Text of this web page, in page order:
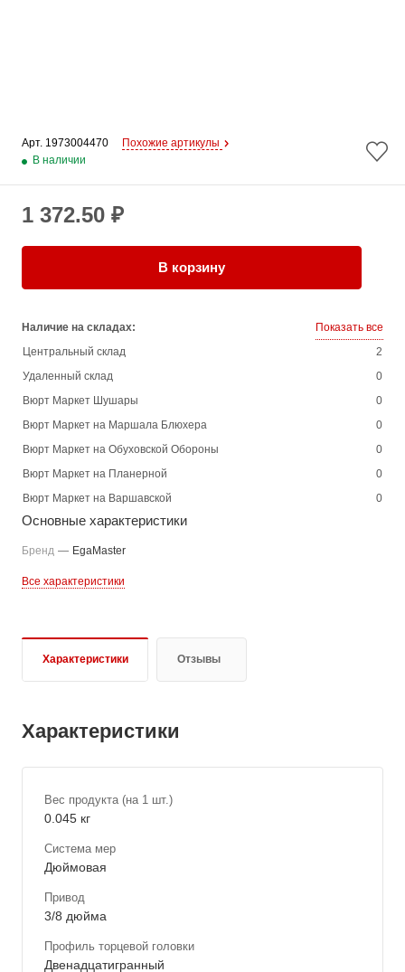
Арт. 1973004470
Похожие артикулы
В наличии
1 372.50 ₽
В корзину
Наличие на складах:
Показать все
Центральный склад
2
Удаленный склад
0
Вюрт Маркет Шушары
0
Вюрт Маркет на Маршала Блюхера
0
Вюрт Маркет на Обуховской Обороны
0
Вюрт Маркет на Планерной
0
Вюрт Маркет на Варшавской
0
Основные характеристики
Бренд — EgaMaster
Все характеристики
Характеристики Отзывы
Характеристики
Вес продукта (на 1 шт.)
0.045 кг
Система мер
Дюймовая
Привод
3/8 дюйма
Профиль торцевой головки
Двенадцатигранный